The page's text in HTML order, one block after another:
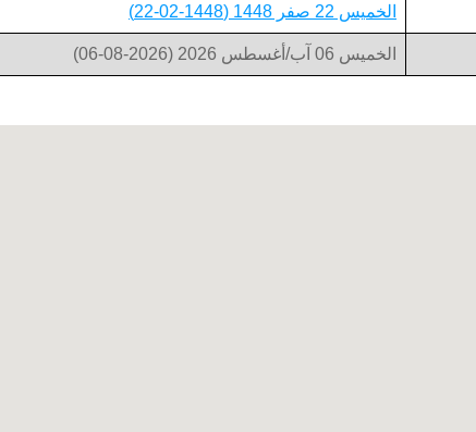
الخميس 22 صفر 1448 (1448-02-22)
الخميس 06 آب/أغسطس 2026 (2026-08-06)